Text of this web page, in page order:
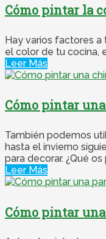
Cómo pintar la
Hay varios factores a
el color de tu cocina,
Leer Más
Cómo pintar
También podemos
hasta el invierno
para decorar. ¿Qué os
Leer Más
Cómo pintar